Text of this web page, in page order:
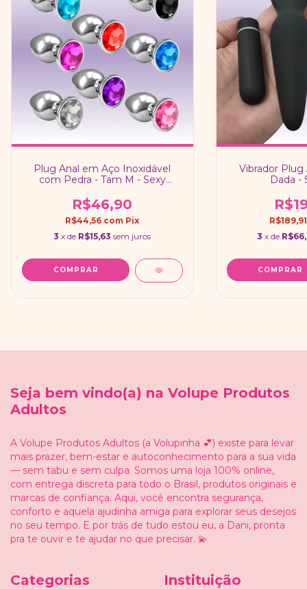
Plug Anal em Aço Inoxidável
com Pedra - Tam M - Sexy
R$46,90
R$44,56 com Pix
3 x de R$15,63 sem juros
COMPRAR
Vibrador Plug
Dada -
3 x de
Seja bem vindo(a) na Volupe Produtos
Adultos
A Volupe Produtos Adultos (a Volupinha 💕) existe para levar
mais prazer, bem-estar e autoconhecimento para a sua vida
— sem tabu e sem culpa. Somos uma loja 100% online,
com entrega discreta para todo o Brasil, produtos originais e
marcas de confiança. Aqui, você encontra segurança,
conforto e aquela ajudinha amiga para explorar seus desejos
no seu tempo. E por trás de tudo estou eu, a Dani, pronta
pra te ouvir e te ajudar no que precisar. 💫
Categorias Instituição